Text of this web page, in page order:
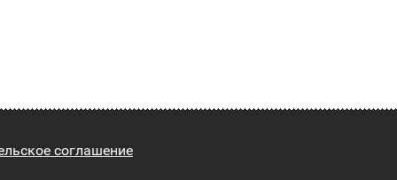
соглашение